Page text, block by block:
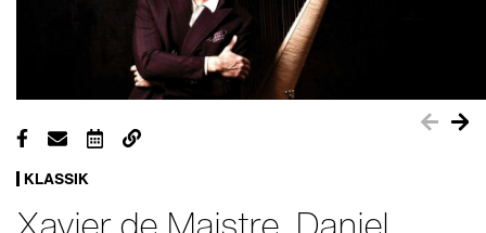
KLASSIK